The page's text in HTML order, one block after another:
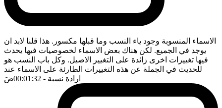
الاسماء المنسوبة وجود ياء النسب وما قبلها مكسور. هذا قلنا لابد ان
يوجد في الجميع. لكن هناك بعض الاسماء لخصوصيات فيها يحدث
فيها تغييرات اخرى زائدة على التغيير الاصيل. وكل باب النسب هو
للحديث في الجملة عن هذه التغييرات الطارئة على الاسماء عند
ارادة نسبة - 00:01:32 ضَ